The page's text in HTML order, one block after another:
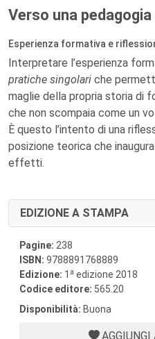
Verso una
Esperienza formativa e
Interpretare l’esperienza
pratiche singolari che
maglie della propria storia di
che non scompaia come un
È questo l’intento di una
posizione teorica che
effetti.
EDIZIONE A STAMPA
Pagine: 238
ISBN: 9788891768889
Edizione: 1 a edizione 2018
Codice editore: 565.20
Disponibilità: Buona